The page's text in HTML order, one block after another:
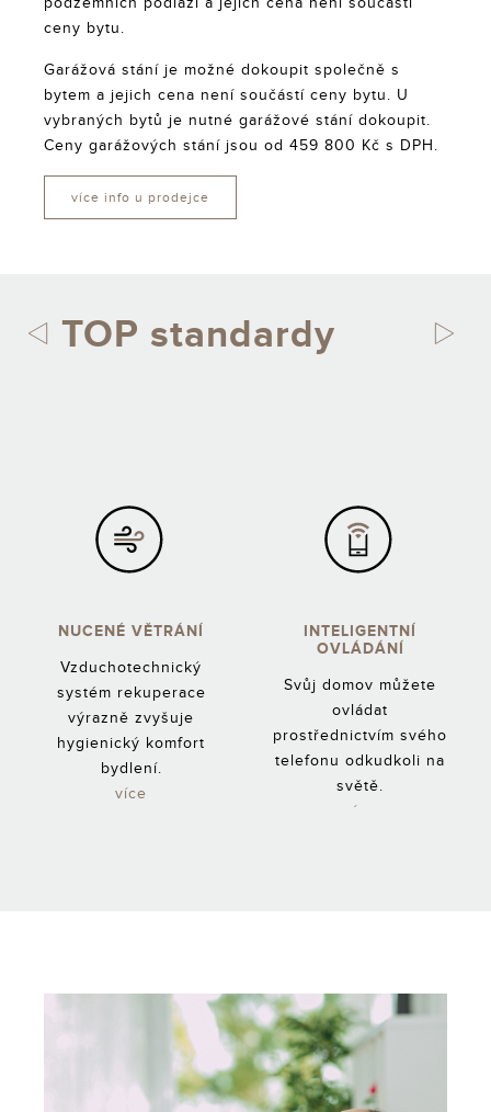
ceny bytu.
Garážová stání je možné dokoupit společně s
bytem a jejich cena není součástí ceny bytu. U
vybraných bytů je nutné garážové stání dokoupit.
Ceny garážových stání jsou od 459 800 Kč s DPH.
více info u prodejce
TOP standardy
NUCENÉ VĚTRÁNÍ
Vzduchotechnický
systém rekuperace
výrazně zvyšuje
hygienický komfort
bydlení.
více
INTELIGENTNÍ
OVLÁDÁNÍ
Svůj domov můžete
ovládat
prostřednictvím svého
telefonu odkudkoli na
světě.
více